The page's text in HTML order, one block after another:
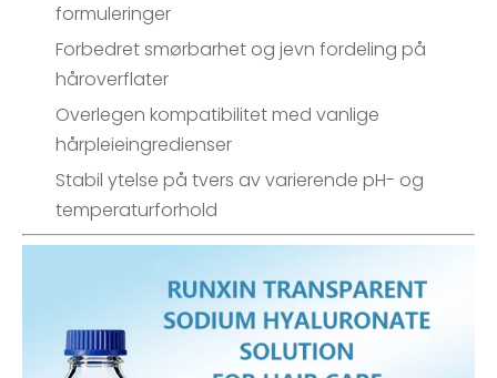
formuleringer
Forbedret smørbarhet og jevn fordeling på
håroverflater
Overlegen kompatibilitet med vanlige
hårpleieingredienser
Stabil ytelse på tvers av varierende pH- og
temperaturforhold